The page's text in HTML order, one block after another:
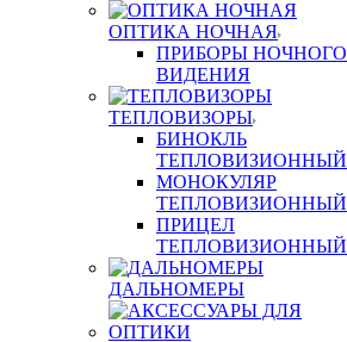
ОПТИКА НОЧНАЯ
ПРИБОРЫ НОЧНОГО
ВИДЕНИЯ
ТЕПЛОВИЗОРЫ
БИНОКЛЬ
ТЕПЛОВИЗИОННЫЙ
МОНОКУЛЯР
ТЕПЛОВИЗИОННЫЙ
ПРИЦЕЛ
ТЕПЛОВИЗИОННЫЙ
ДАЛЬНОМЕРЫ